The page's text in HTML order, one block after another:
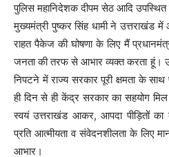
पुलिस महानिदेशक दीपम सेठ आदि उपस्थित
मुख्यमंत्री पुष्कर सिंह धामी ने उत्तराखंड
राहत पैकेज की घोषणा के लिए मैं
जनता की तरफ से आभार व्यक्त करता हूं।
निपटने में राज्य सरकार पूरी क्षमता के
ही दिन से ही केंद्र सरकार का सहयोग
स्वयं उत्तराखंड आकर, आपदा पीड़ितों का
प्रति आत्मीयता व संवेदनशीलता के लिए
आभार।